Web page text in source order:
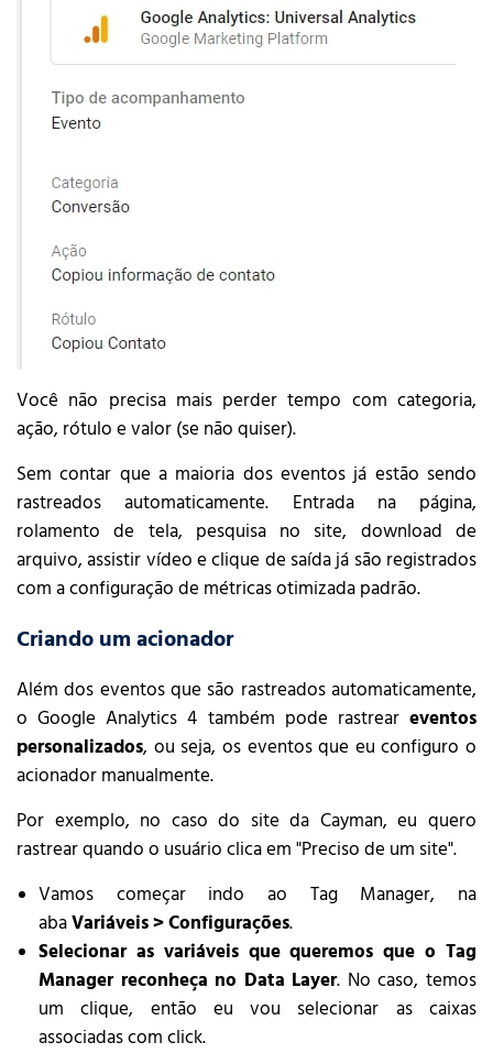
Você não precisa mais perder tempo com categoria,
ação, rótulo e valor (se não quiser).
Sem contar que a maioria dos eventos já estão sendo
rastreados automaticamente. Entrada na página,
rolamento de tela, pesquisa no site, download de
arquivo, assistir vídeo e clique de saída já são registrados
com a configuração de métricas otimizada padrão.
Criando um acionador
Além dos eventos que são rastreados automaticamente,
o Google Analytics 4 também pode rastrear eventos
personalizados, ou seja, os eventos que eu configuro o
acionador manualmente.
Por exemplo, no caso do site da Cayman, eu quero
rastrear quando o usuário clica em "Preciso de um site".
Vamos começar indo ao Tag Manager, na
abaVariáveis > Configurações.
Selecionar as variáveis que queremos que o Tag
Manager reconheça no Data Layer. No caso, temos
um clique, então eu vou selecionar as caixas
associadas com click.